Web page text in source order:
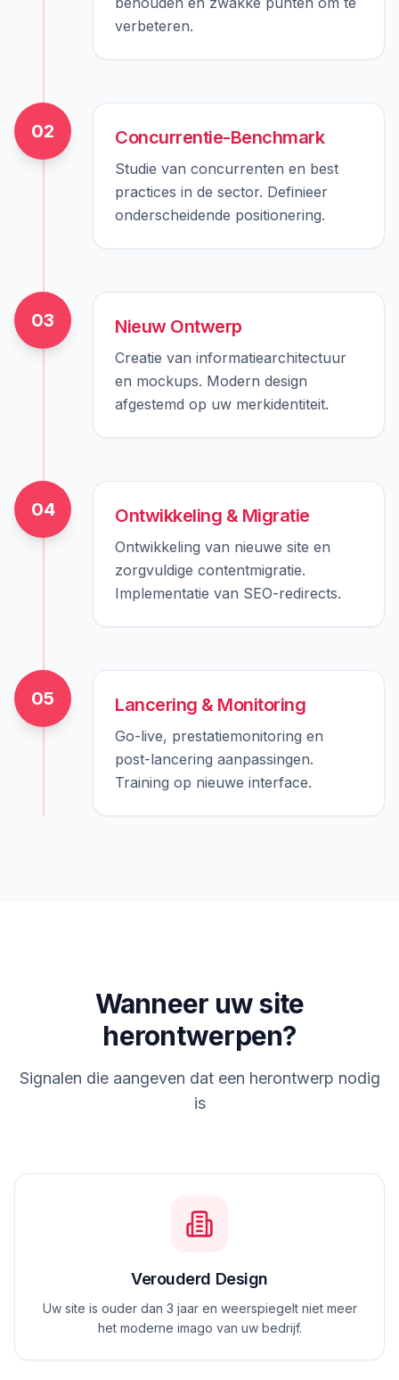
verbeteren.
02 Concurrentie-Benchmark
Studie van concurrenten en best
practices in de sector. Definieer
onderscheidende positionering.
03 Nieuw Ontwerp
Creatie van informatiearchitectuur
en mockups. Modern design
afgestemd op uw merkidentiteit.
04 Ontwikkeling & Migratie
Ontwikkeling van nieuwe site en
zorgvuldige contentmigratie.
Implementatie van SEO-redirects.
05 Lancering & Monitoring
Go-live, prestatiemonitoring en
post-lancering aanpassingen.
Training op nieuwe interface.
Wanneer uw site
herontwerpen?
Signalen die aangeven dat een herontwerp nodig
is
Verouderd Design
Uw site is ouder dan 3 jaar en weerspiegelt niet meer
het moderne imago van uw bedrijf.